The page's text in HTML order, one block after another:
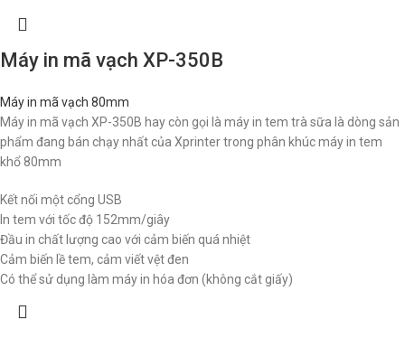
Máy in mã vạch XP-350B
Máy in mã vạch 80mm
Máy in mã vạch XP-350B hay còn gọi là máy in tem trà sữa là dòng sản
phẩm đang bán chạy nhất của Xprinter trong phân khúc máy in tem
khổ 80mm
Kết nối một cổng USB
In tem với tốc độ 152mm/giây
Đầu in chất lượng cao với cảm biến quá nhiệt
Cảm biến lề tem, cảm viết vệt đen
Có thể sử dụng làm máy in hóa đơn (không cắt giấy)